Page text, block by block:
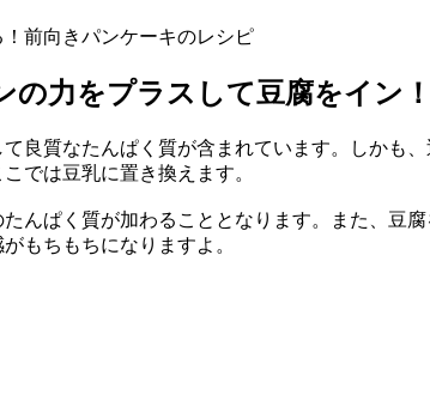
力をプラスして豆腐をイン！
良質なたんぱく質が含まれています。しかも
では豆乳に置き換えます。
んぱく質が加わることとなります。また、豆
もちもちになりますよ。